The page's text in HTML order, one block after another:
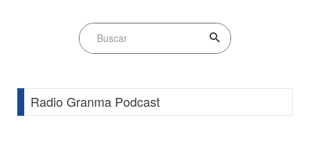
Radio Granma Podcast